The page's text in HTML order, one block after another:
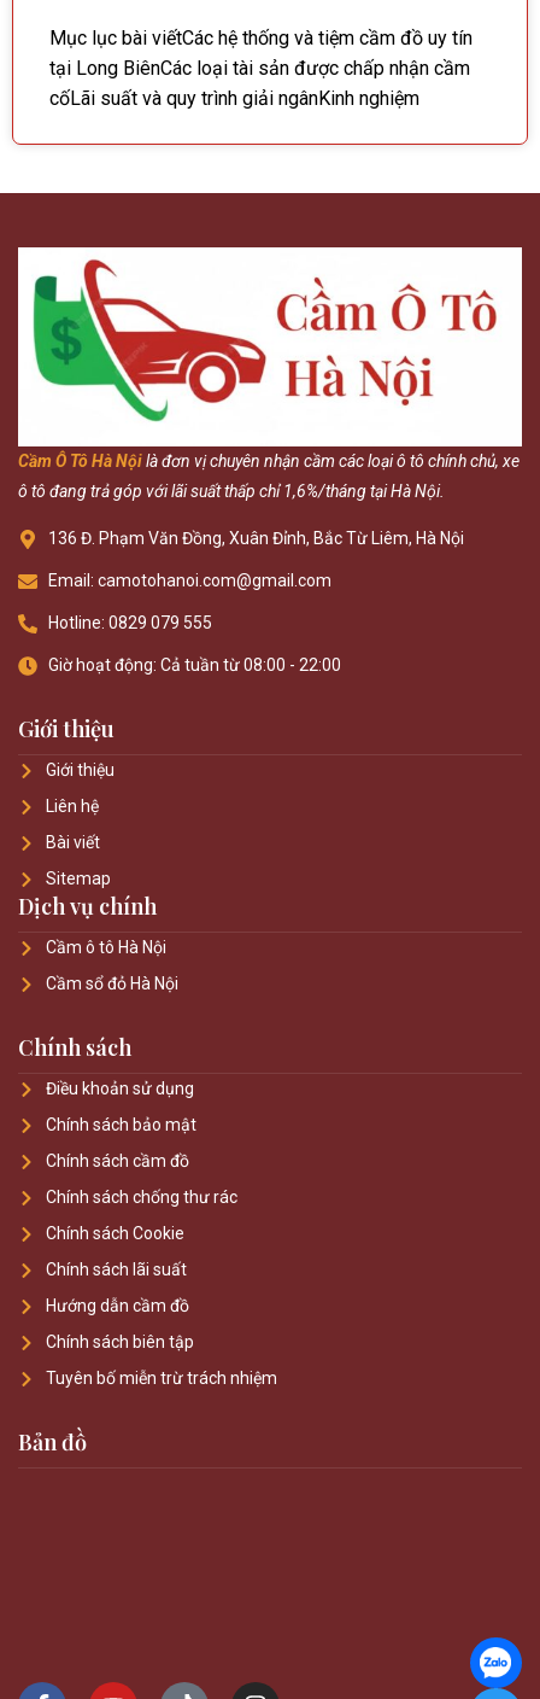
Mục lục bài viếtCác hệ thống và tiệm cầm đồ uy tín
tại Long BiênCác loại tài sản được chấp nhận cầm
cốLãi suất và quy trình giải ngânKinh nghiệm
Cầm Ô Tô Hà Nộilà đơn vị chuyên nhận cầm các loại ô tô chính chủ, xe
ô tô đang trả góp với lãi suất thấp chỉ 1,6%/tháng tại Hà Nội.
136 Đ. Phạm Văn Đồng, Xuân Đỉnh, Bắc Từ Liêm, Hà Nội
Email: camotohanoi.com@gmail.com
Hotline: 0829 079 555
Giờ hoạt động: Cả tuần từ 08:00 - 22:00
Giới thiệu
Giới thiệu
Liên hệ
Bài viết
Sitemap
Dịch vụ chính
Cầm ô tô Hà Nội
Cầm sổ đỏ Hà Nội
Chính sách
Điều khoản sử dụng
Chính sách bảo mật
Chính sách cầm đồ
Chính sách chống thư rác
Chính sách Cookie
Chính sách lãi suất
Hướng dẫn cầm đồ
Chính sách biên tập
Tuyên bố miễn trừ trách nhiệm
Bản đồ